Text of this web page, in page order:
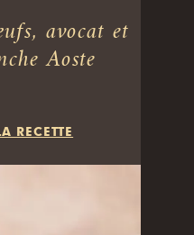
avocat et
Aoste
RECETTE